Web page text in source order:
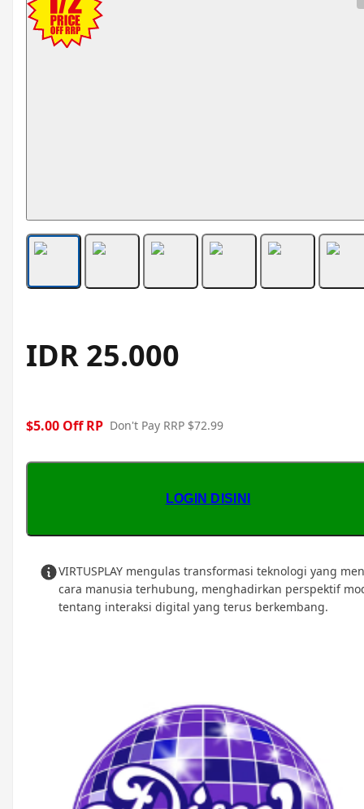
IDR 25.000
$5.00 Off RP Don't Pay RRP $72.99
LOGIN DISINI
VIRTUSPLAY mengulas transformasi teknologi yang
cara manusia terhubung, menghadirkan perspektif
tentang interaksi digital yang terus berkembang.